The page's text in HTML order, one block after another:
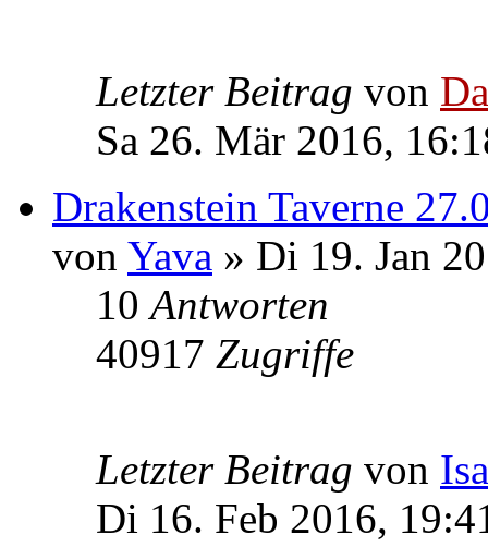
Letzter Beitrag von
Sa 26. Mär 2016,
Drakenstein Taverne
von Yava » Di 19. Jan
10Antworten
40917 Zugriffe
Letzter Beitrag von
Di 16. Feb 2016,